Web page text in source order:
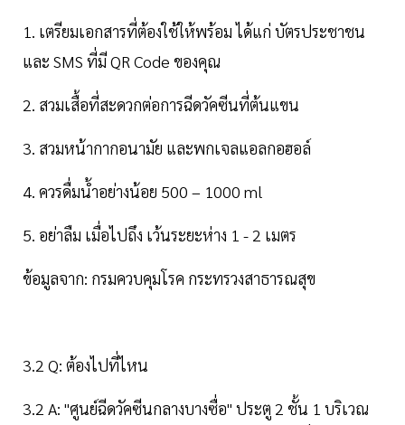
1. เตรียมเอกสารที่ต้องใช้ให้พร้อม ได้แก่ บัตรประชาชน
และ SMS ที่มี QR Code ของคุณ
2. สวมเสื้อที่สะดวกต่อการฉีดวัคซีนที่ต้นแขน
3. สวมหน้ากากอนามัย และพกเจลแอลกอฮอล์
4. ควรดื่มน้ำอย่างน้อย 500 – 1000 ml
5. อย่าลืม เมื่อไปถึง เว้นระยะห่าง 1 - 2 เมตร
ข้อมูลจาก: กรมควบคุมโรค กระทรวงสาธารณสุข
3.2 Q: ต้องไปที่ไหน
3.2 A: "ศูนย์ฉีดวัคซีนกลางบางซื่อ" ประตู 2 ชั้น 1 บริเวณ